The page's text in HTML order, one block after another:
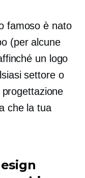
famoso è nato
(per alcune
un logo
settore o
che la tua